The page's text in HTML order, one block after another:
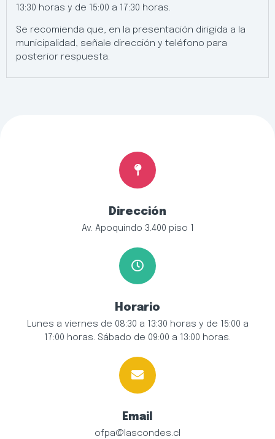
13:30 horas y de 15:00 a 17:30 horas.
Se recomienda que, en la presentación dirigida a la
municipalidad, señale dirección y teléfono para
posterior respuesta.
Dirección
Av. Apoquindo 3.400 piso 1
Horario
Lunes a viernes de 08:30 a 13:30 horas y de 15:00 a
17:00 horas. Sábado de 09:00 a 13:00 horas.
Email
ofpa@lascondes.cl